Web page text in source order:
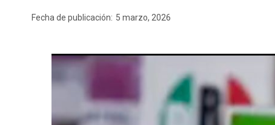
Fecha de publicación: 5 marzo, 2026